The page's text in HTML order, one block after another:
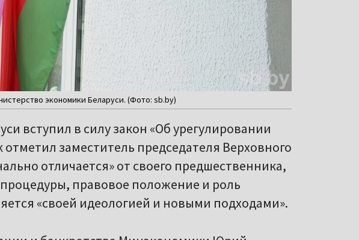
экономики Беларуси. (Фото: sb.by)
вступил в силу закон «Об урегулировании
заместитель председателя Верховного
отличается» от своего предшественника,
правовое положение и роль
«своей идеологией и новыми подходами».